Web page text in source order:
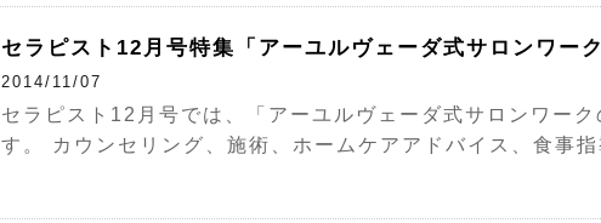
セラピスト12月号特集「アーユルヴェーダ式サロンワー
2014/11/07
セラピスト12月号では、「アーユルヴェーダ式サロンワーク
す。 カウンセリング、施術、ホームケアアドバイス、食事